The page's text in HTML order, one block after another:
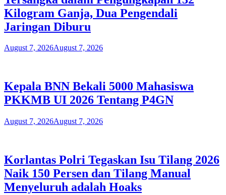
Kilogram Ganja, Dua Pengendali
Jaringan Diburu
August 7, 2026August 7, 2026
Kepala BNN Bekali 5000 Mahasiswa
PKKMB UI 2026 Tentang P4GN
August 7, 2026August 7, 2026
Korlantas Polri Tegaskan Isu Tilang 2026
Naik 150 Persen dan Tilang Manual
Menyeluruh adalah Hoaks